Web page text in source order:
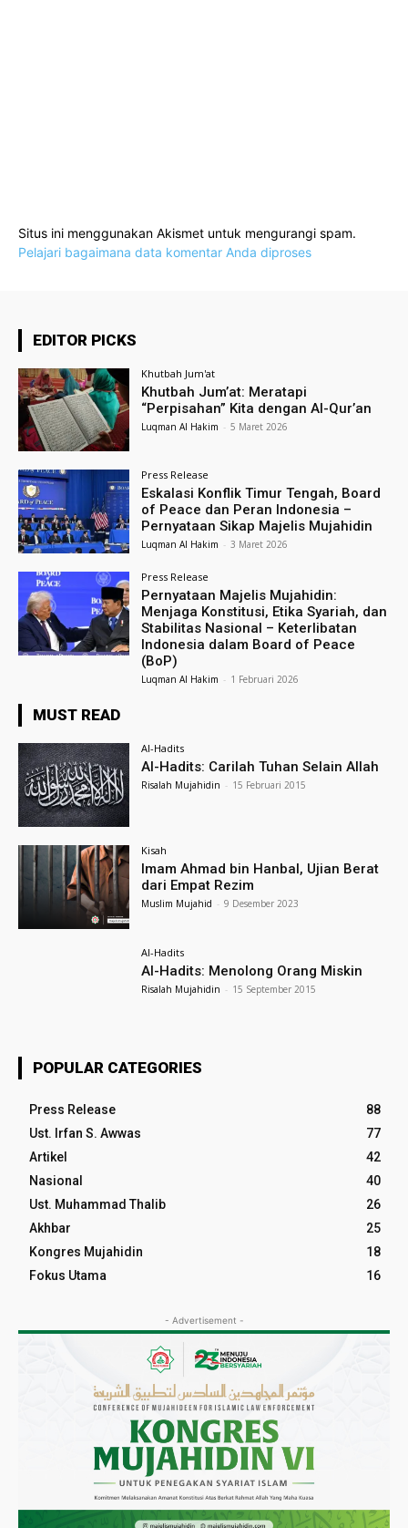
Situs ini menggunakan Akismet untuk mengurangi spam.
Pelajari bagaimana data komentar Anda diproses
EDITOR PICKS
Khutbah Jum'at
Khutbah Jum’at: Meratapi
“Perpisahan” Kita dengan Al-Qur’an
Luqman Al Hakim - 5 Maret 2026
Press Release
Eskalasi Konflik Timur Tengah, Board
of Peace dan Peran Indonesia –
Pernyataan Sikap Majelis Mujahidin
Luqman Al Hakim - 3 Maret 2026
Press Release
Pernyataan Majelis Mujahidin:
Menjaga Konstitusi, Etika Syariah, dan
Stabilitas Nasional – Keterlibatan
Indonesia dalam Board of Peace
(BoP)
Luqman Al Hakim - 1 Februari 2026
MUST READ
Al-Hadits
Al-Hadits: Carilah Tuhan Selain Allah
Risalah Mujahidin - 15 Februari 2015
Kisah
Imam Ahmad bin Hanbal, Ujian Berat
dari Empat Rezim
Muslim Mujahid - 9 Desember 2023
Al-Hadits
Al-Hadits: Menolong Orang Miskin
Risalah Mujahidin - 15 September 2015
POPULAR CATEGORIES
Press Release
88
Ust. Irfan S. Awwas
77
Artikel
42
Nasional
40
Ust. Muhammad Thalib
26
Akhbar
25
Kongres Mujahidin
18
Fokus Utama
16
- Advertisement -